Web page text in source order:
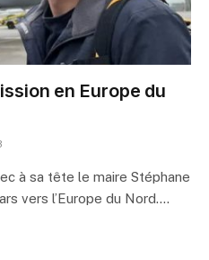
en Europe du
à sa tête le maire Stéphane
vers l’Europe du Nord.…